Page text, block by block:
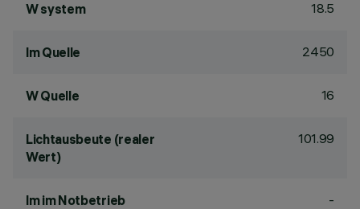
W system 18.5
lm Quelle 2450
W Quelle 16
Lichtausbeute (realer
Wert)
101.99
lm im Notbetrieb -